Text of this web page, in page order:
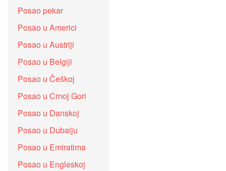
Posao pekar
Posao u Americi
Posao u Austriji
Posao u Belgiji
Posao u Češkoj
Posao u Crnoj Gori
Posao u Danskoj
Posao u Dubaiju
Posao u Emiratima
Posao u Engleskoj